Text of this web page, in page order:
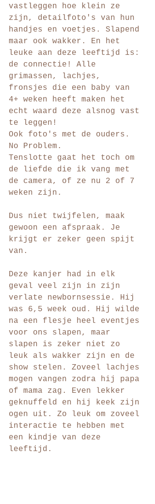
vastleggen hoe klein ze
zijn, detailfoto's van hun
handjes en voetjes. Slapend
maar ook wakker. En het
leuke aan deze leeftijd is:
de connectie! Alle
grimassen, lachjes,
fronsjes die een baby van
4+ weken heeft maken het
echt waard deze alsnog vast
te leggen!
Ook foto's met de ouders.
No Problem.
Tenslotte gaat het toch om
de liefde die ik vang met
de camera, of ze nu 2 of 7
weken zijn.
Dus niet twijfelen, maak
gewoon een afspraak. Je
krijgt er zeker geen spijt
van.
Deze kanjer had in elk
geval veel zijn in zijn
verlate newbornsessie. Hij
was 6,5 week oud. Hij wilde
na een flesje heel eventjes
voor ons slapen, maar
slapen is zeker niet zo
leuk als wakker zijn en de
show stelen. Zoveel lachjes
mogen vangen zodra hij papa
of mama zag. Even lekker
geknuffeld en hij keek zijn
ogen uit. Zo leuk om zoveel
interactie te hebben met
een kindje van deze
leeftijd.